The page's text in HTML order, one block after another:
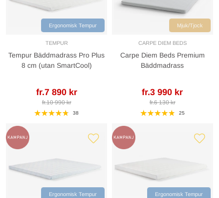
Ergonomisk Tempur
TEMPUR
Tempur Bäddmadrass Pro Plus
8 cm (utan SmartCool)
fr.7 890 kr
fr.10 990 kr
38
Mjuk/Tjock
CARPE DIEM BEDS
Carpe Diem Beds Premium
Bäddmadrass
fr.3 990 kr
fr.6 130 kr
25
Ergonomisk Tempur Ergonomisk Tempur